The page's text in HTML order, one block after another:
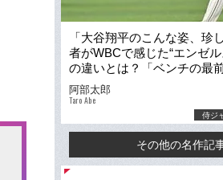
「大谷翔平のこんな姿、珍
者がWBCで感じた“エンゼル
の違いとは？「ベンチの最
児のように…」
阿部太郎
Taro Abe
侍ジ
その他の名作記